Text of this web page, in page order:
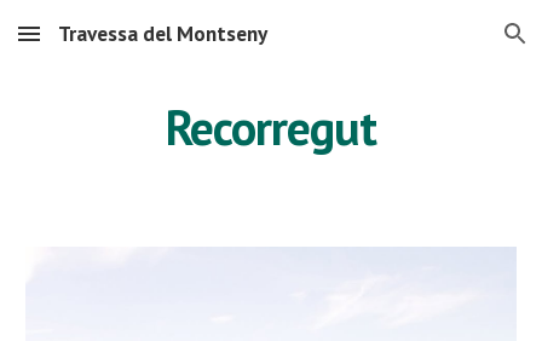
Skip to main content Skip to navigation
Travessa del Montseny
Recorregut